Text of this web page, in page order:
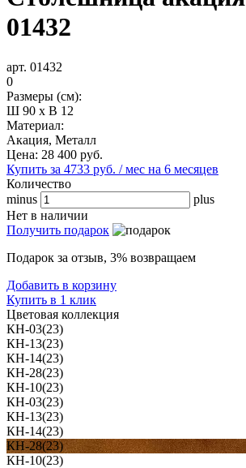
01432
арт. 01432
0
Размеры (см):
Ш 90 x В 12
Материал:
Акация, Металл
Цена: 28 400 руб.
Купить за 4733 руб. / мес на 6 месяцев
Количество
minus
plus
Нет в наличии
Получить подарок
Подарок за отзыв, 3% возвращаем
Добавить в корзину
Купить в 1 клик
Цветовая коллекция
КН-03(23)
КН-13(23)
КН-14(23)
КН-28(23)
КН-10(23)
КН-03(23)
КН-13(23)
КН-14(23)
КН-28(23)
КН-10(23)